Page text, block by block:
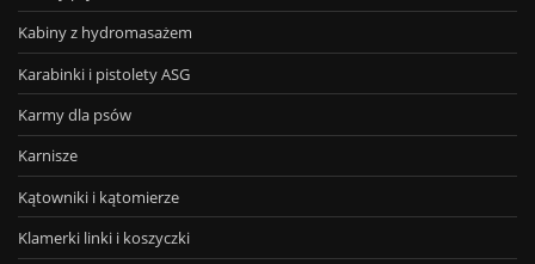
Kabiny z hydromasażem
Karabinki i pistolety ASG
Karmy dla psów
Karnisze
Kątowniki i kątomierze
Klamerki linki i koszyczki